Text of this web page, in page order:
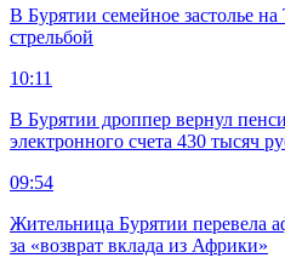
В Бурятии семейное застолье
стрельбой
10:11
В Бурятии дроппер вернул
электронного счета 430 тысяч
09:54
Жительница Бурятии перевела
за «возврат вклада из Африки»